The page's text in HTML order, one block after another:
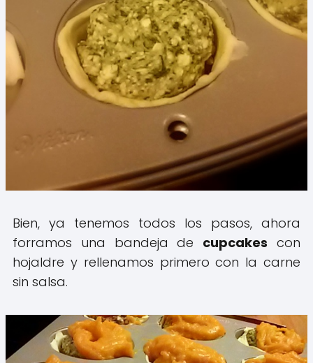
Bien, ya tenemos todos los pasos, ahora
forramos una bandeja de cupcakes con
hojaldre y rellenamos primero con la carne
sin salsa.